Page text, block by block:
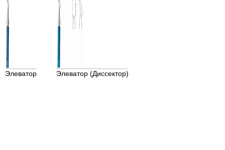
Элеватор Элеватор (Диссектор)